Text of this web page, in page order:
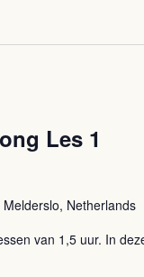
Les 1
Netherlands
van 1,5 uur. In